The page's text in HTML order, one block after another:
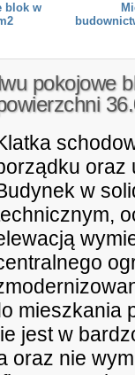
blok w
pokojowe
oraz
w
mieszkania
jest w
oraz nie